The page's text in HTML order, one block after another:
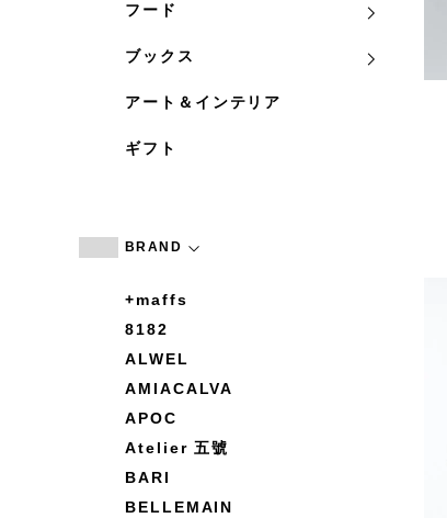
フード
ブックス
アート＆インテリア
ギフト
BRAND
+maffs
8182
ALWEL
AMIACALVA
APOC
Atelier 五號
BARI
BELLEMAIN